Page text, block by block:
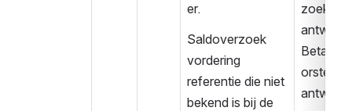
er.
Saldoverzoek
vordering
referentie die niet
bekend is bij de
zoek
Betaalvo
orstel